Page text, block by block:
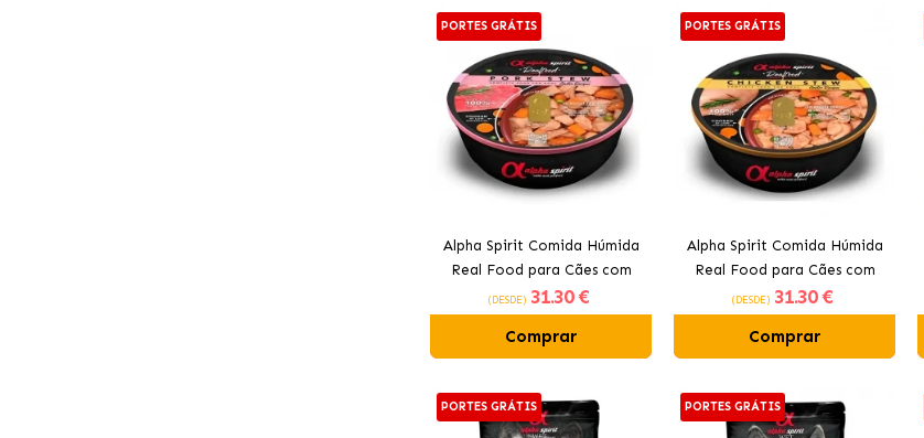
PORTES GRÁTIS
Alpha Spirit Comida Húmida
Real Food para Cães com
Porco
(DESDE) 31.30 €
Comprar
PORTES GRÁTIS
Alpha Spirit Comida Húmida
Real Food para Cães com
Frango
(DESDE) 31.30 €
Comprar
PORTES GRÁTIS PORTES GRÁTIS